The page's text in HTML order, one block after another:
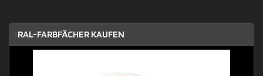
RAL-FARBFÄCHER KAUFEN